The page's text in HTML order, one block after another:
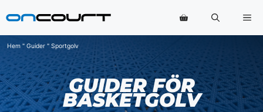
till
Hem " Guider " Sportgolv
GUIDER FÖR
BASKETGOLV